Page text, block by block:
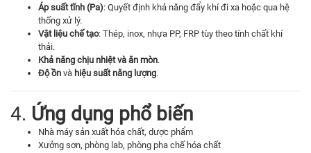
Áp suất tĩnh (Pa): Quyết định khả năng đẩy khí đi xa hoặc qua hệ
thống xử lý.
Vật liệu chế tạo: Thép, inox, nhựa PP, FRP tùy theo tính chất khí
thải.
Khả năng chịu nhiệt và ăn mòn.
Độ ồn và hiệu suất năng lượng.
4. Ứng dụng phổ biến
Nhà máy sản xuất hóa chất, dược phẩm
Xưởng sơn, phòng lab, phòng pha chế hóa chất